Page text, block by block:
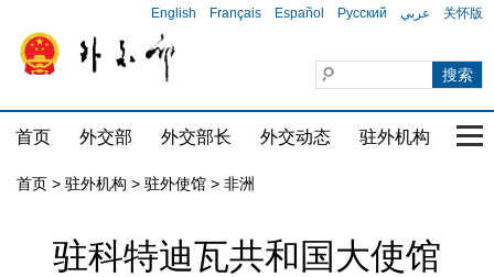
English Français Español Русский عربي 关怀版
首页 外交部 外交部长 外交动态 驻外机构 国
首页 > 驻外机构 > 驻外使馆 > 非洲
驻科特迪瓦共和国大使馆